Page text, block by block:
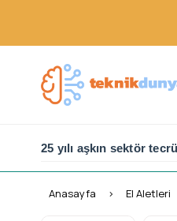
25 yılı aşkın sektör
Anasayfa El Aletleri